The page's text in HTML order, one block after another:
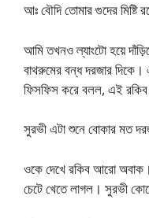
আঃ বৌদি তোমার গুদের
আমি তখনও ল্যাংটো হয়ে
বাথরুমের বন্ধ দরজার
ফিসফিস করে বলল, এই রকিব
সুরভী এটা শুনে বোকার মত
ওকে দেখে রকিব আরো
চেটে খেতে লাগল। সুরভী